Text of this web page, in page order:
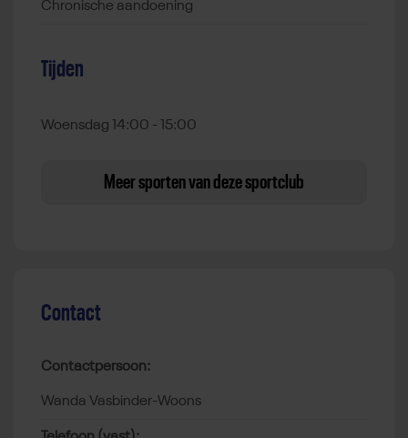
chronische aandoening
Tijden
Woensdag 14:00 - 15:00
Meer sporten van deze sportclub
Contact
Contactpersoon:
Wanda Vasbinder-Woons